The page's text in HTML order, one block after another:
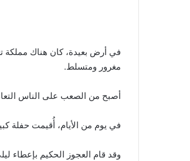
في أرض بعيدة، كان هناك مملكة
مغرور ومتسلط.
أصبح من الصعب على الناس
في يوم من الأيام، أُقيمت حفلة
وقد قام العجوز الحكيم بإعطاء